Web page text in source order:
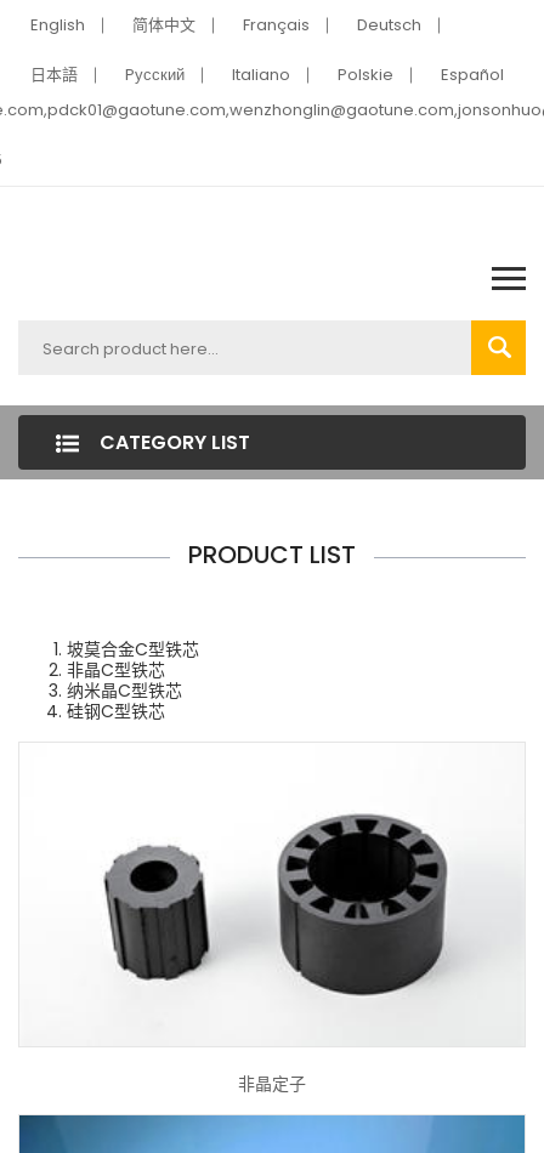
English 简体中文 Français Deutsch
日本語 Pусский Italiano Polskie
Español
CATEGORY LIST
PRODUCT LIST
坡莫合金C型铁芯
非晶C型铁芯
纳米晶C型铁芯
硅钢C型铁芯
非晶定子